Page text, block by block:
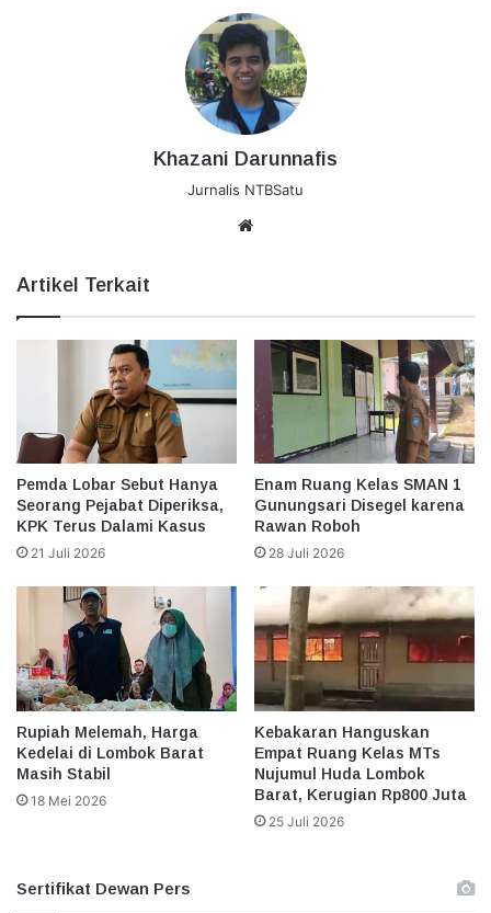
Khazani Darunnafis
Jurnalis NTBSatu
Artikel Terkait
Pemda Lobar Sebut Hanya
Seorang Pejabat Diperiksa,
KPK Terus Dalami Kasus
21 Juli 2026
‎Enam Ruang Kelas SMAN 1
Gunungsari Disegel karena
Rawan Roboh
28 Juli 2026
Rupiah Melemah, Harga
Kedelai di Lombok Barat
Masih Stabil
18 Mei 2026
Kebakaran Hanguskan
Empat Ruang Kelas MTs
Nujumul Huda Lombok
Barat, Kerugian Rp800 Juta
25 Juli 2026
Sertifikat Dewan Pers